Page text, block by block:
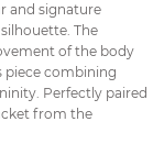
and signature
The
of the body
piece combining
Perfectly paired
from the